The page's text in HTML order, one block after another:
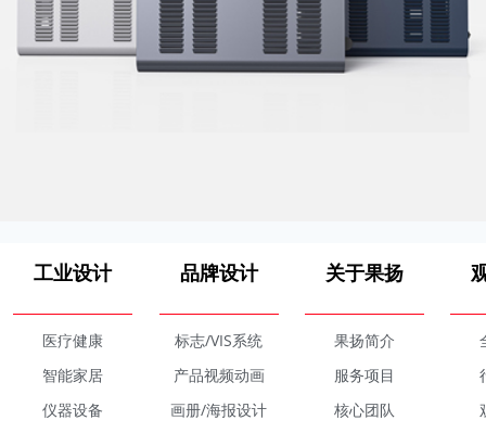
工业设计
医疗健康
智能家居
仪器设备
品牌设计
标志/VIS系统
产品视频动画
画册/海报设计
关于果扬
果扬简介
服务项目
核心团队